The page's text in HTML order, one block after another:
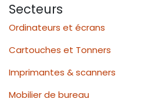
Secteurs
Ordinateurs et écrans
Cartouches et Tonners
Imprimantes & scanners
Mobilier de bureau